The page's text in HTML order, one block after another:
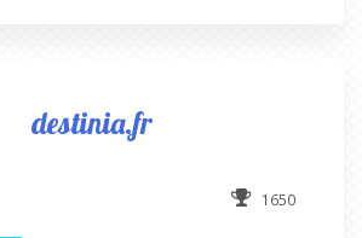
destinia.fr
1650